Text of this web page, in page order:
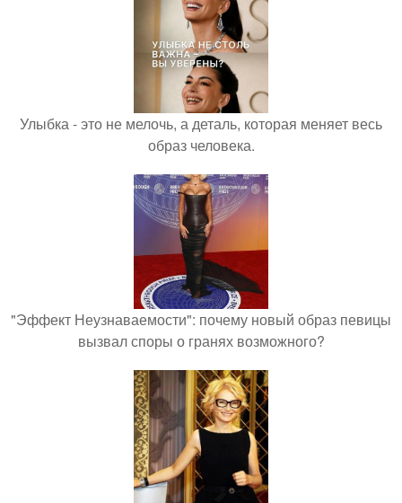
Улыбка - это не мелочь, а деталь, которая меняет весь
образ человека.
"Эффект Неузнаваемости": почему новый образ певицы
вызвал споры о гранях возможного?